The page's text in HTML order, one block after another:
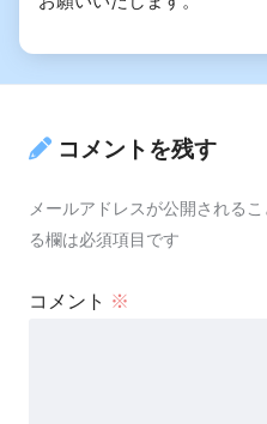
コメントを残す
メールアドレスが公開されるこ
る欄は必須項目です
コメント ※